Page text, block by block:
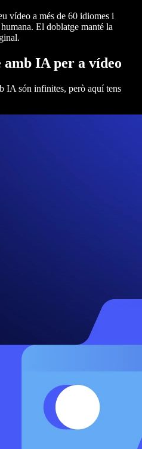
vídeo a més de 60 idiomes i
El doblatge manté la
amb IA per a vídeo
IA són infinites, però aquí tens